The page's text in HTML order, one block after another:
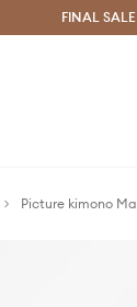
Oszczędzaj zFINAL
Picture kimono